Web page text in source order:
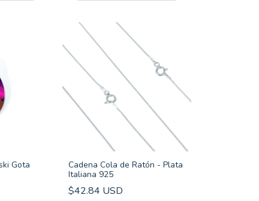
Gota
Cadena Cola de Ratón - Plata
Italiana 925
$42.84 USD